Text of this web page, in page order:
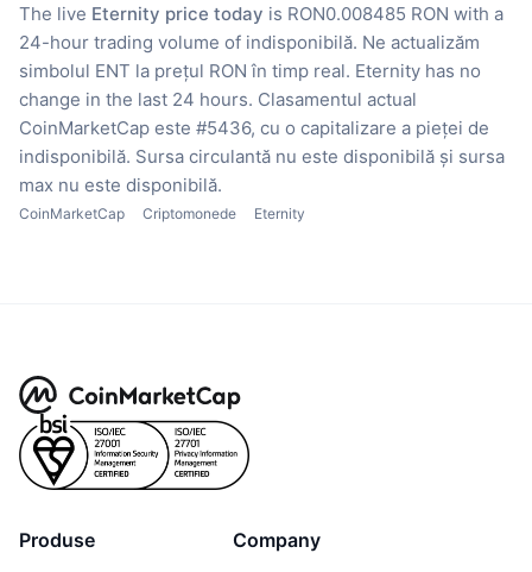
The live Eternity price today is RON0.008485 RON with a
24-hour trading volume of indisponibilă. Ne actualizăm
simbolul ENT la prețul RON în timp real. Eternity has no
change in the last 24 hours. Clasamentul actual
CoinMarketCap este #5436, cu o capitalizare a pieței de
indisponibilă. Sursa circulantă nu este disponibilă și sursa
max nu este disponibilă.
CoinMarketCap Criptomonede Eternity
Produse Company